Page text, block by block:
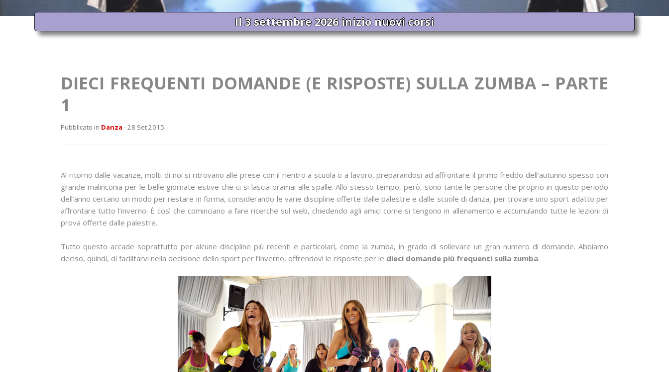
Il 3 settembre 2026 inizio nuovi corsi
DIECI FREQUENTI DOMANDE (E RISPOSTE) SULLA ZUMBA – PARTE
1
Pubblicato in Danza - 28 Set 2015
Al ritorno dalle vacanze, molti di noi si ritrovano alle prese con il rientro a scuola o a lavoro, preparandosi ad affrontare il primo freddo dell’autunno spesso con
grande malinconia per le belle giornate estive che ci si lascia oramai alle spalle. Allo stesso tempo, però, sono tante le persone che proprio in questo periodo
dell’anno cercano un modo per restare in forma, considerando le varie discipline offerte dalle palestre e dalle scuole di danza, per trovare uno sport adatto per
affrontare tutto l’inverno. È così che cominciano a fare ricerche sul web, chiedendo agli amici come si tengono in allenamento e accumulando tutte le lezioni di
prova offerte dalle palestre.
Tutto questo accade soprattutto per alcune discipline più recenti e particolari, come la zumba, in grado di sollevare un gran numero di domande. Abbiamo
deciso, quindi, di facilitarvi nella decisione dello sport per l’inverno, offrendovi le risposte per le dieci domande più frequenti sulla zumba.